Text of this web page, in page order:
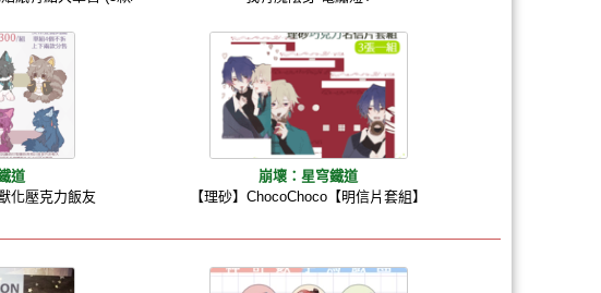
道
化壓克力飯友
崩壞：星穹鐵道
【理砂】ChocoChoco【明信片套組】